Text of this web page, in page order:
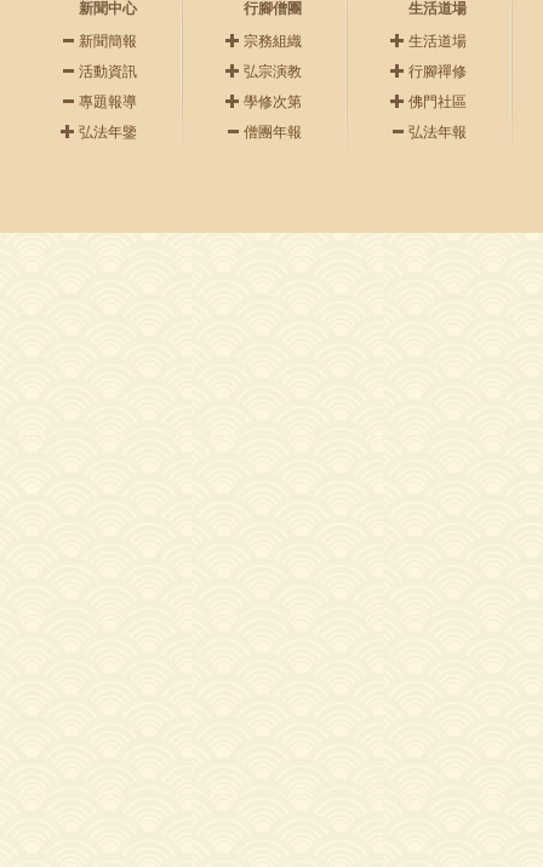
新聞中心
新聞簡報
活動資訊
專題報導
弘法年鑒
行腳僧團
宗務組織
弘宗演教
學修次第
僧團年報
生活道場
生活道場
行腳禪修
佛門社區
弘法年報